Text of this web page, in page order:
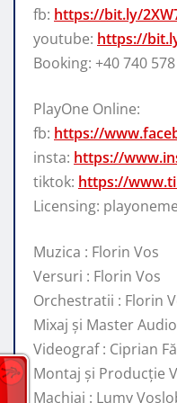
fb: https://bit.ly/
youtube: https://
Booking: +40 740
PlayOne Online:
fb: https://
insta: https://
tiktok: https://
Licensing:
Muzica : Florin Vos
Versuri : Florin Vos
Orchestratii : Florin
Mixaj și Master
Videograf : Ciprian
Montaj și Producție
Machiaj : Lumy